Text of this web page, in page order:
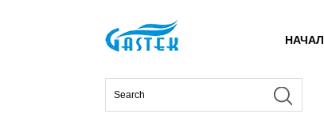
У
дома > Продукти